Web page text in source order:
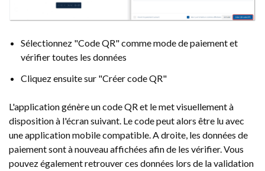
Sélectionnez "Code QR" comme mode de paiement et
vérifier toutes les données
Cliquez ensuite sur "Créer code QR"
L'application génère un code QR et le met visuellement à
disposition à l'écran suivant. Le code peut alors être lu avec
une application mobile compatible. A droite, les données de
paiement sont à nouveau affichées afin de les vérifier. Vous
pouvez également retrouver ces données lors de la validation